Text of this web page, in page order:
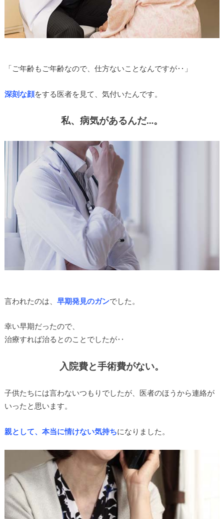
「ご年齢もご年齢なので、仕方ないことなんですが‥」
深刻な顔をする医者を見て、気付いたんです。
私、病気があるんだ…。
言われたのは、 早期発見のガンでした。
幸い早期だったので、
治療すれば治るとのことでしたが‥
入院費と手術費がない。
子供たちには言わないつもりでしたが、医者のほうから連絡が
いったと思います。
親として、本当に情けない気持ちになりました。